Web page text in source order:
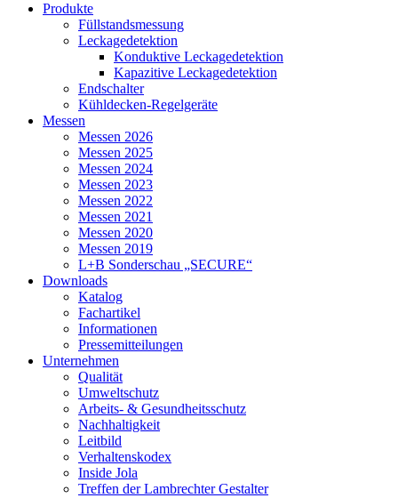
Produkte
Füllstandsmessung
Leckagedetektion
Konduktive Leckagedetektion
Kapazitive Leckagedetektion
Endschalter
Kühldecken-Regelgeräte
Messen
Messen 2026
Messen 2025
Messen 2024
Messen 2023
Messen 2022
Messen 2021
Messen 2020
Messen 2019
L+B Sonderschau „SECURE“
Downloads
Katalog
Fachartikel
Informationen
Pressemitteilungen
Unternehmen
Qualität
Umweltschutz
Arbeits- & Gesundheitsschutz
Nachhaltigkeit
Leitbild
Verhaltenskodex
Inside Jola
Treffen der Lambrechter Gestalter